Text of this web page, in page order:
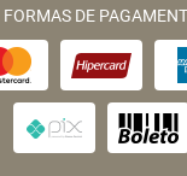
FORMAS DE